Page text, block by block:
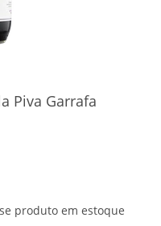
Piva Garrafa
produto em estoque